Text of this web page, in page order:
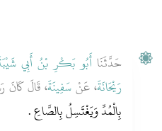
حَدَّثَنَا أَبُو بَكْرِ بْنُ أَبِي
رَيْحَانَةَ، عَنْسَفِينَةَ، قَالَ كَانَ
بِالْمُدِّ وَيَغْتَسِلُ بِالصَّاعِ ‏.‏